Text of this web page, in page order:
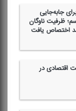
جابه‌جایی
ظرفیت ناوگان
اختصاص یافت
اقتصادی در